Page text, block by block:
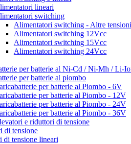
lineari
switching
Alimentatori switching - Altre tensioni
Alimentatori switching 12Vcc
Alimentatori switching 15Vcc
Alimentatori switching 24Vcc
per batterie al Ni-Cd / Ni-Mh / Li-
per batterie al piombo
per batterie al Piombo - 6V
per batterie al Piombo - 12V
per batterie al Piombo - 24V
per batterie al Piombo - 36V
e riduttori di tensione
di tensione
di tensione lineari